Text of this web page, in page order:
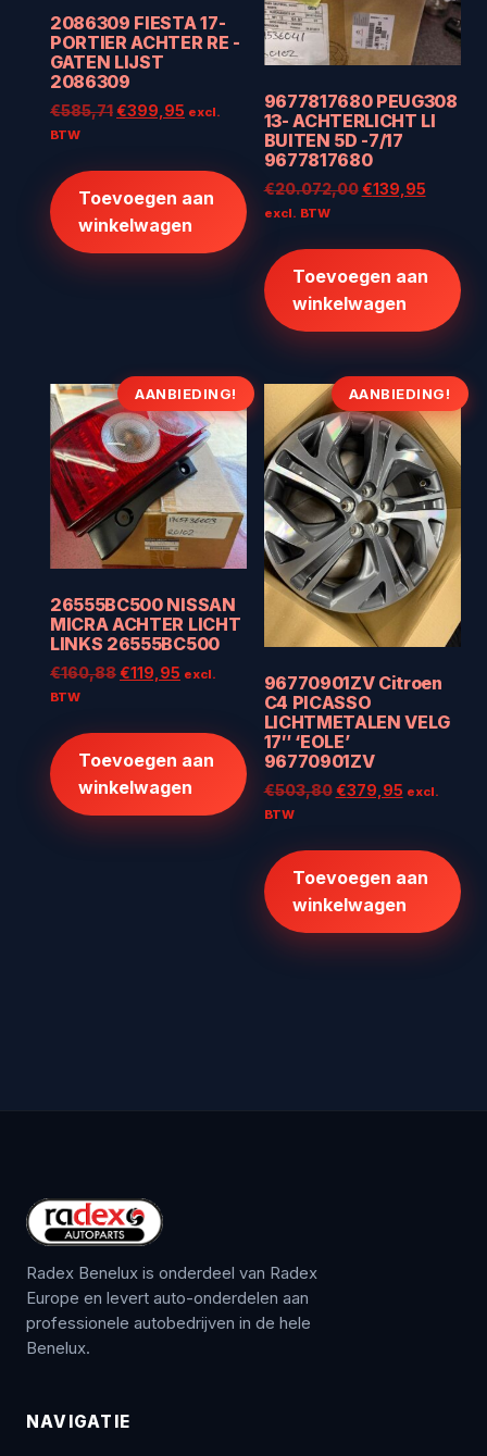
2086309 FIESTA 17-
PORTIER ACHTER RE -
GATEN LIJST
2086309
€585,71Oorspronkelijke
€399,95 Huidige
€399,95.
excl.
BTW
Toevoegen aan
winkelwagen
9677817680 PEUG308
13- ACHTERLICHT LI
BUITEN 5D -7/17
9677817680
€20.072,00 Oorspronkelijke
€20.072,00.
€139,95Huidige
excl. BTW
Toevoegen aan
winkelwagen
AANBIEDING!
26555BC500 NISSAN
MICRA ACHTER LICHT
LINKS 26555BC500
€160,88Oorspronkelijke
€119,95 Huidige
€119,95.
excl.
BTW
Toevoegen aan
winkelwagen
AANBIEDING!
96770901ZV Citroen
C4 PICASSO
LICHTMETALEN VELG
17″ ‘EOLE’
96770901ZV
€503,80 Oorspronkelijke
€379,95Huidige
€379,95.
excl.
BTW
Toevoegen aan
winkelwagen
Radex Benelux is onderdeel van Radex
Europe en levert auto-onderdelen aan
professionele autobedrijven in de hele
Benelux.
NAVIGATIE